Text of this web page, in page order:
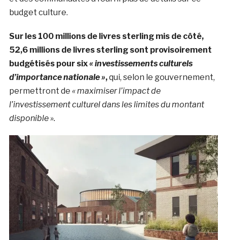
budget culture.
Sur les 100 millions de livres sterling mis de côté,
52,6 millions de livres sterling sont provisoirement
budgétisés pour six« investissements culturels
d’importance nationale »,qui, selon le gouvernement,
permettront de « maximiser l’impact de
l’investissement culturel dans les limites du montant
disponible ».